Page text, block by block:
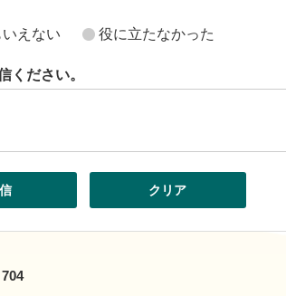
えない 役に立たなかった
ください。
704